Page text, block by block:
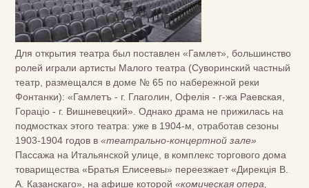
Для открытия театра был поставлен «Гамлет», большинство
ролей играли артисты Малого театра (Суворинский частный
театр, размещался в доме № 65 по набережной реки
Фонтанки): «Гамлетъ - г. Глаголин, Офелія - г-жа Раевская,
Гораціо - г. Вишневецкий». Однако драма не прижилась на
подмостках этого театра: уже в 1904-м, отработав сезоны
1903-1904 годов в «театрально-концертной зале»
Пассажа на Итальянской улице, в комплекс торгового дома
товарищества «Братья Елисеевы» переезжает «Дирекція В.
А. Казанскаго», на афише которой «комическая опера,